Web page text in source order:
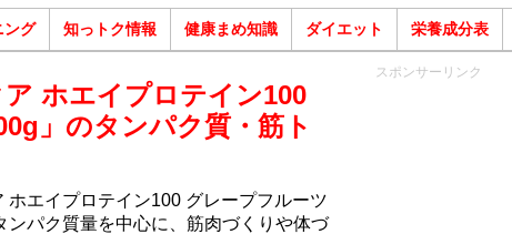
ング 知っトク情報 健康まめ知識 ダイエット 栄養成分表
ホエイプロテイン100
」のタンパク質・筋ト
エイプロテイン100 グレープフルーツ
パク質量を中心に、筋肉づくりや体づ
スポンサーリンク